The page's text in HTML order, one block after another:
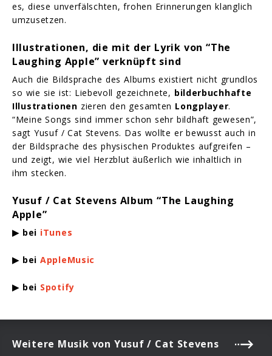
es, diese unverfälschten, frohen Erinnerungen klanglich
umzusetzen.
Illustrationen, die mit der Lyrik von “The
Laughing Apple” verknüpft sind
Auch die Bildsprache des Albums existiert nicht grundlos
so wie sie ist: Liebevoll gezeichnete, bilderbuchhafte
Illustrationen zieren den gesamten Longplayer.
“Meine Songs sind immer schon sehr bildhaft gewesen”,
sagt Yusuf / Cat Stevens. Das wollte er bewusst auch in
der Bildsprache des physischen Produktes aufgreifen –
und zeigt, wie viel Herzblut äußerlich wie inhaltlich in
ihm stecken.
Yusuf / Cat Stevens Album “The Laughing
Apple”
▶ bei iTunes
▶ beiAppleMusic
▶ bei Spotify
Weitere Musik von Yusuf / Cat Stevens